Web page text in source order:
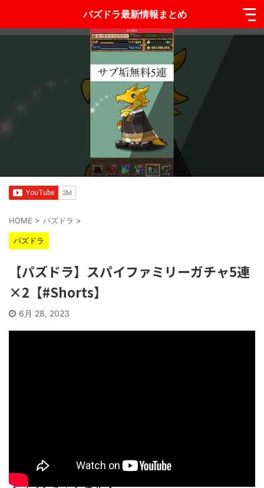
パズドラ最新情報まとめ
HOME > パズドラ >
パズドラ
【パズドラ】スパイファミリーガチャ5連
×2【#Shorts】
6月 28, 2023